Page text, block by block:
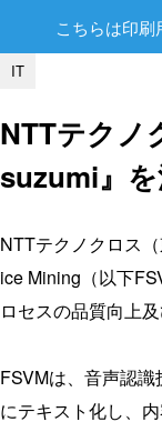
こちらは印刷
IT
NTTテクノ
suzumi』
NTTテクノクロス
ice Mining（以下
ロセスの品質向上
FSVMは、音声認
にテキスト化し、